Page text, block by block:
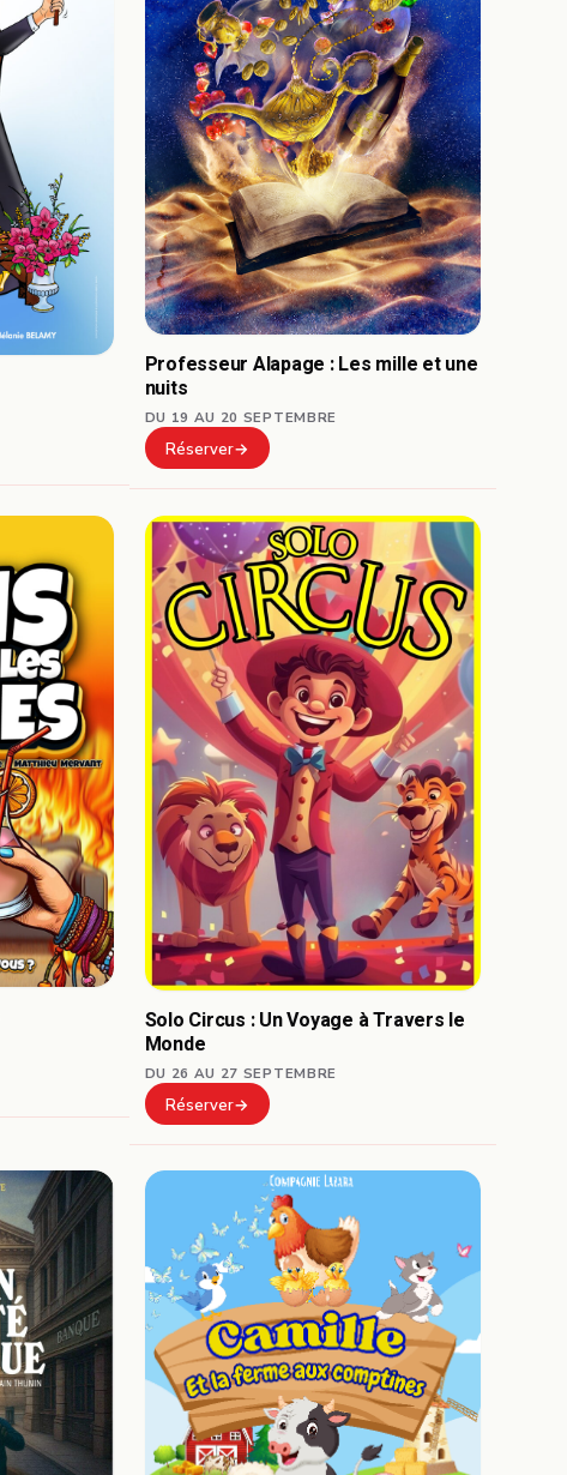
Professeur Alapage : Les mille et une
nuits
DU 19 AU 20 SEPTEMBRE
Réserver
Solo Circus : Un Voyage à Travers le
Monde
DU 26 AU 27 SEPTEMBRE
Réserver